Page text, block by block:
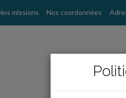
missions Nos coordonnées